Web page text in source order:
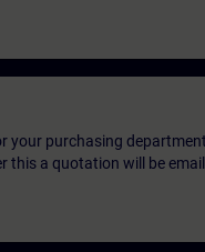
your purchasing
this a quotation will be